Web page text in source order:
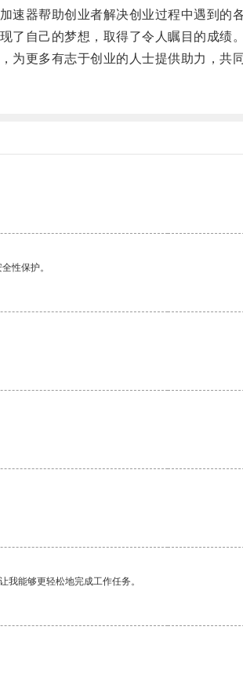
器帮助创业者解决创业过程中遇到的各
自己的梦想，取得了令人瞩目的成绩。
更多有志于创业的人士提供助力，共同
性保护。
能够更轻松地完成工作任务。